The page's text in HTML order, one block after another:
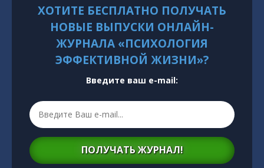
ХОТИТЕ БЕСПЛАТНО ПОЛУЧАТЬ
НОВЫЕ ВЫПУСКИ ОНЛАЙН-
ЖУРНАЛА «ПСИХОЛОГИЯ
ЭФФЕКТИВНОЙ ЖИЗНИ»?
Введите ваш e-mail:
ПОЛУЧАТЬ ЖУРНАЛ!